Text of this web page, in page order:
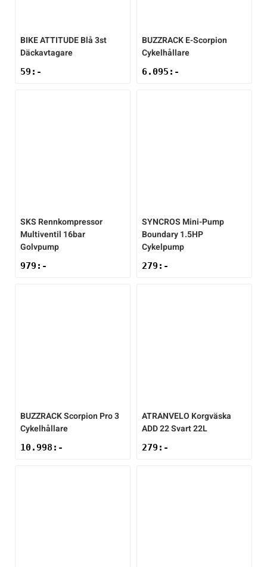
BIKE ATTITUDEBlå 3st
Däckavtagare
59 :-
BUZZRACKE-Scorpion
Cykelhållare
6.095 :-
SKS Rennkompressor
Multiventil 16bar
Golvpump
979 :-
SYNCROS Mini-Pump
Boundary 1.5HP
Cykelpump
279 :-
BUZZRACKScorpion Pro 3
Cykelhållare
10.998 :-
ATRANVELO Korgväska
ADD 22 Svart 22L
279 :-